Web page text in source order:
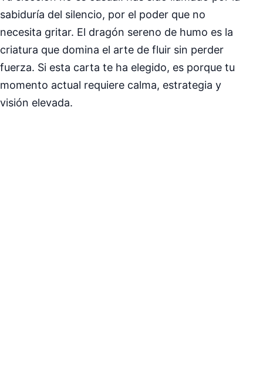
sabiduría del silencio, por el poder que no
necesita gritar. El dragón sereno de humo es la
criatura que domina el arte de fluir sin perder
fuerza. Si esta carta te ha elegido, es porque tu
momento actual requiere calma, estrategia y
visión elevada.